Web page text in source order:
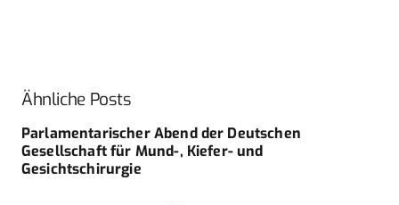
Ähnliche Posts
Parlamentarischer Abend der Deutschen
Gesellschaft für Mund-, Kiefer- und
Gesichtschirurgie